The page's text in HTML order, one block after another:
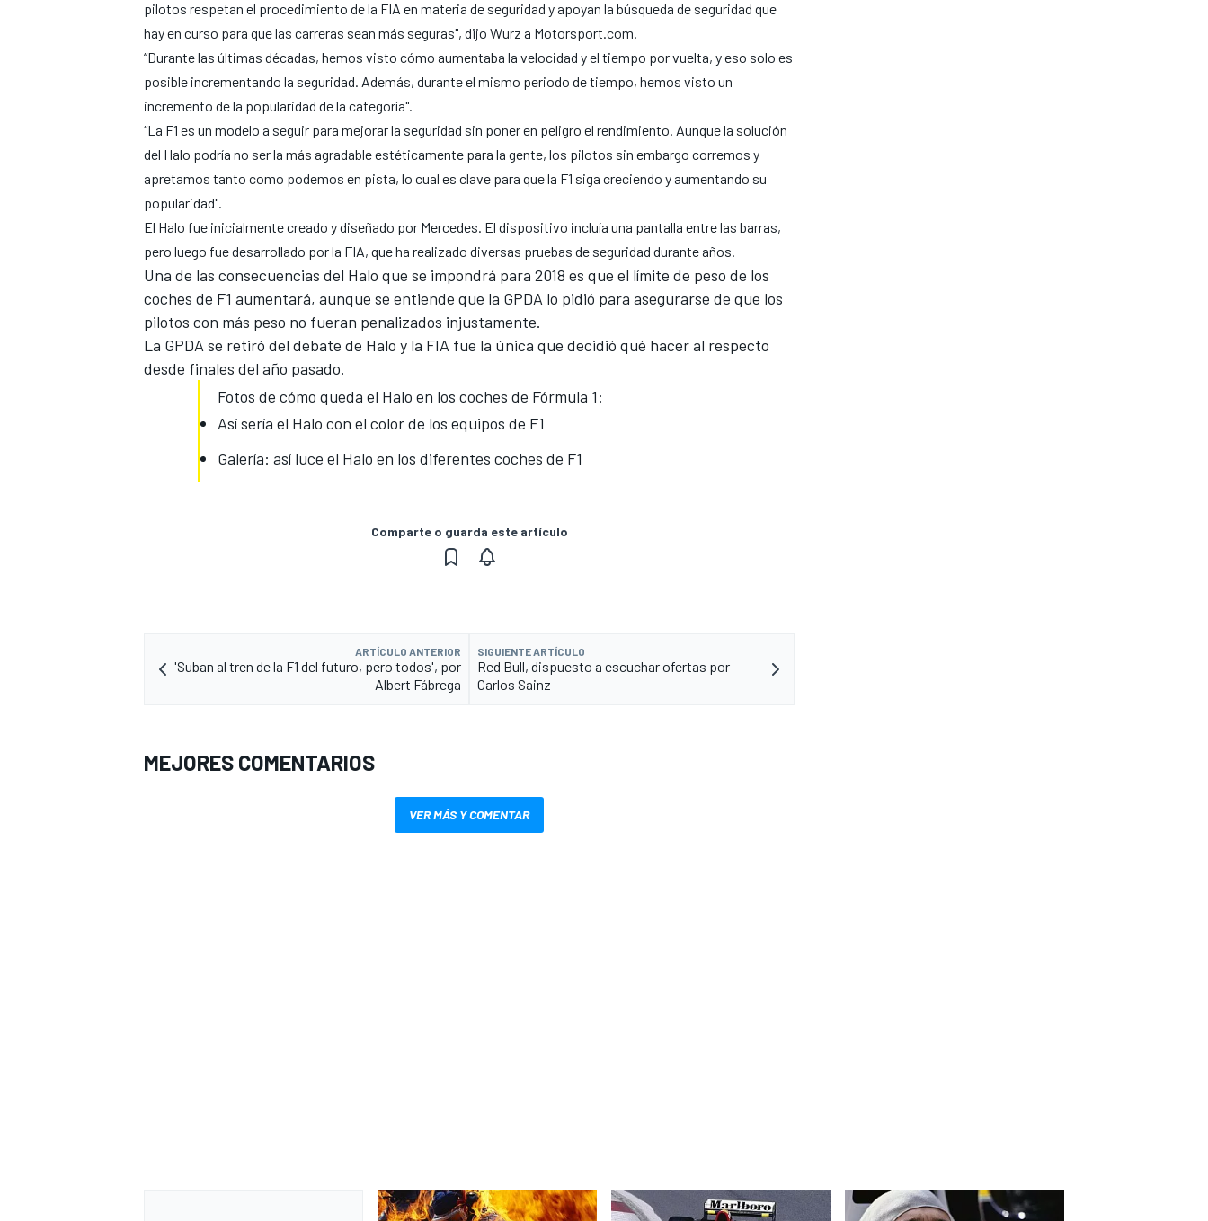
pilotos respetan el procedimiento de la FIA en materia de seguridad y apoyan la búsqueda de seguridad que
hay en curso para que las carreras sean más seguras", dijo Wurz a Motorsport.com.
“Durante las últimas décadas, hemos visto cómo aumentaba la velocidad y el tiempo por vuelta, y eso solo es
posible incrementando la seguridad. Además, durante el mismo periodo de tiempo, hemos visto un
incremento de la popularidad de la categoría".
“La F1 es un modelo a seguir para mejorar la seguridad sin poner en peligro el rendimiento. Aunque la solución
del Halo podría no ser la más agradable estéticamente para la gente, los pilotos sin embargo corremos y
apretamos tanto como podemos en pista, lo cual es clave para que la F1 siga creciendo y aumentando su
popularidad".
El Halo fue inicialmente creado y diseñado por Mercedes. El dispositivo incluía una pantalla entre las barras,
pero luego fue desarrollado por la FIA, que ha realizado diversas pruebas de seguridad durante años.
Una de las consecuencias del Halo que se impondrá para 2018 es que el límite de peso de los
coches de F1 aumentará, aunque se entiende que la GPDA lo pidió para asegurarse de que los
pilotos con más peso ​​no fueran penalizados injustamente.
La GPDA se retiró del debate de Halo y la FIA fue la única que decidió qué hacer al respecto
desde finales del año pasado.
Fotos de cómo queda el Halo en los coches de Fórmula 1:
Así sería el Halo con el color de los equipos de F1
Galería: así luce el Halo en los diferentes coches de F1
Comparte o guarda este artículo
ARTÍCULO ANTERIOR
'Suban al tren de la F1 del futuro, pero todos', por
Albert Fábrega
SIGUIENTE ARTÍCULO
Red Bull, dispuesto a escuchar ofertas por
Carlos Sainz
MEJORES COMENTARIOS
VER MÁS Y COMENTAR